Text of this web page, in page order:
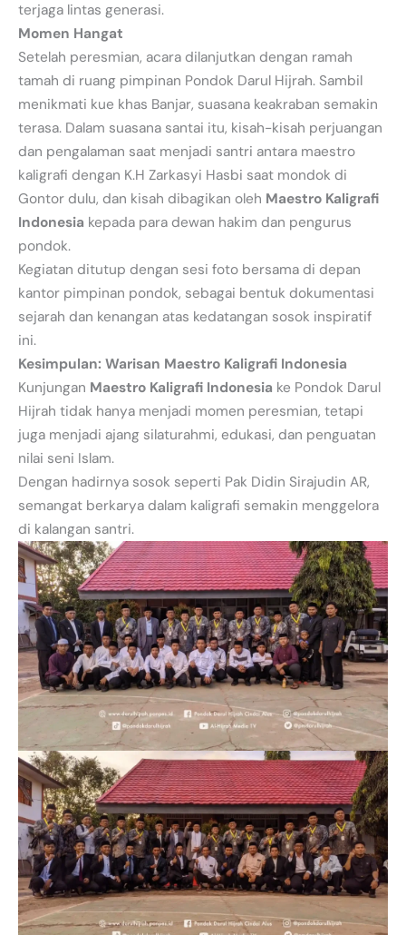
terjaga lintas generasi.
Momen Hangat
Setelah peresmian, acara dilanjutkan dengan ramah
tamah di ruang pimpinan Pondok Darul Hijrah. Sambil
menikmati kue khas Banjar, suasana keakraban semakin
terasa. Dalam suasana santai itu, kisah-kisah perjuangan
dan pengalaman saat menjadi santri antara maestro
kaligrafi dengan K.H Zarkasyi Hasbi saat mondok di
Gontor dulu, dan kisah dibagikan oleh Maestro Kaligrafi
Indonesia kepada para dewan hakim dan pengurus
pondok.
Kegiatan ditutup dengan sesi foto bersama di depan
kantor pimpinan pondok, sebagai bentuk dokumentasi
sejarah dan kenangan atas kedatangan sosok inspiratif
ini.
Kesimpulan: Warisan Maestro Kaligrafi Indonesia
Kunjungan Maestro Kaligrafi Indonesia ke Pondok Darul
Hijrah tidak hanya menjadi momen peresmian, tetapi
juga menjadi ajang silaturahmi, edukasi, dan penguatan
nilai seni Islam.
Dengan hadirnya sosok seperti Pak Didin Sirajudin AR,
semangat berkarya dalam kaligrafi semakin menggelora
di kalangan santri.